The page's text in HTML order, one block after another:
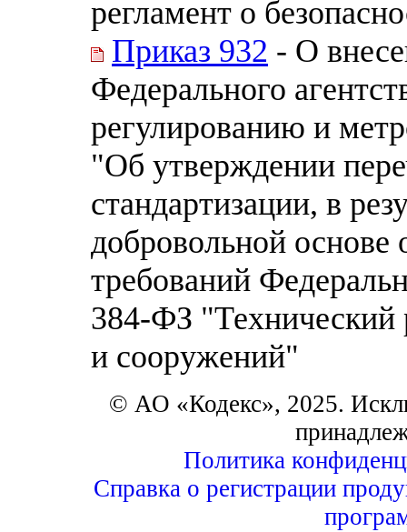
регламент о
Приказ 932 - О
Федерального
регулированию и
"Об утверждении
стандартизации, в
добровольной основе
требований
384-ФЗ "Технический
и сооружений"
© АО «Кодекс», 2025.
Политика
Справка о регистрации